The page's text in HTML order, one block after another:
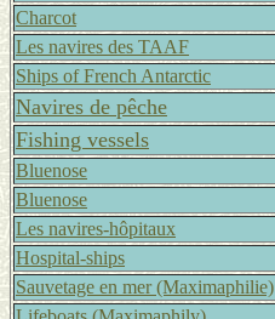
Charcot
Les navires des TAAF
Ships of French Antarctic
Navires de pêche
Fishing vessels
Bluenose
Bluenose
Les navires-hôpitaux
Hospital-ships
Sauvetage en mer (Maximaphilie)